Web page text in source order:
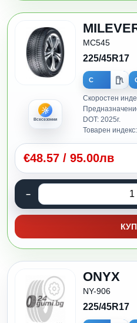
Всесезонни
MC545
225/45R17
C
Скоростен
DOT: 2025г.
Товарен
€48.57 / 95.00лв
ONYX
NY-906
225/45R17